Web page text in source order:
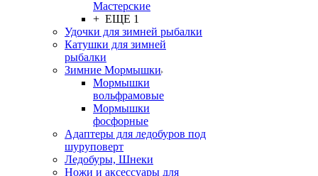
Мастерские
+ ЕЩЕ 1
Удочки для зимней рыбалки
Катушки для зимней
рыбалки
Зимние Мормышки
Мормышки
вольфрамовые
Мормышки
фосфорные
Адаптеры для ледобуров под
шуруповерт
Ледобуры, Шнеки
Ножи и аксессуары для